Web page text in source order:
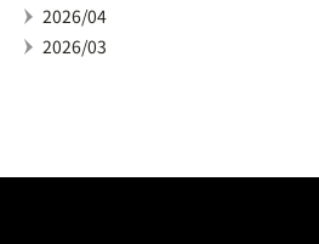
2026/04
2026/03